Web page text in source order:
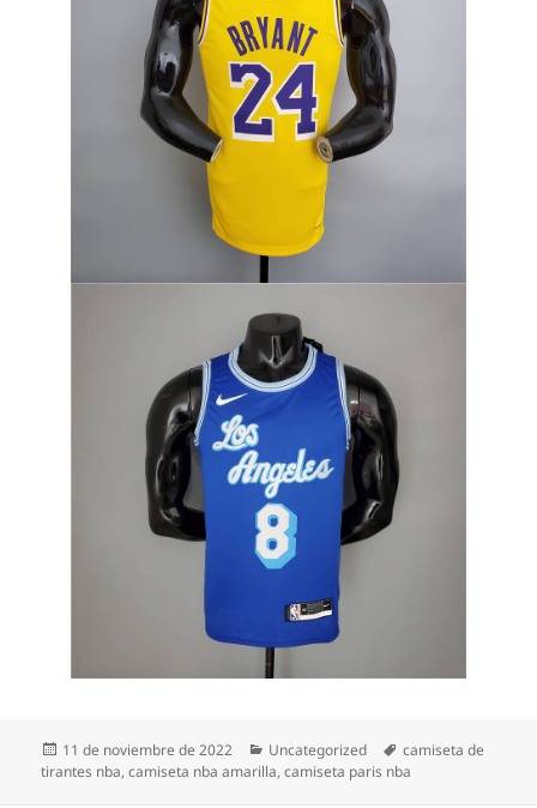
Publicado
el
11 de noviembre de 2022 Categorías
Uncategorized Etiquetas
camiseta de
tirantes nba,camiseta nba amarilla,camiseta paris nba